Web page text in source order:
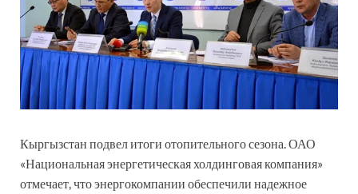
Кыргызстан подвел итоги отопительного сезона. ОАО
«Национальная энергетическая холдинговая компания»
отмечает, что энергокомпании обеспечили надежное